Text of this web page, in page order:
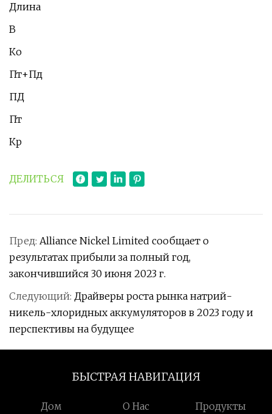
Длина
В
Ко
Пт+Пд
ПД
Пт
Кр
ДЕЛИТЬСЯ
Пред: Alliance Nickel Limited сообщает о
результатах прибыли за полный год,
закончившийся 30 июня 2023 г.
Следующий: Драйверы роста рынка натрий-
никель-хлоридных аккумуляторов в 2023 году и
перспективы на будущее
БЫСТРАЯ НАВИГАЦИЯ
Дом О Нас Продукты